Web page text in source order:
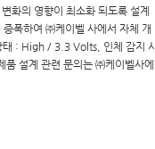
화의 영향이 최소화 되도록 설계
폭하여 ㈜케이벨 사에서 자체 개
태 : High / 3.3 Volts, 인체 감지 시
설계 관련 문의는 ㈜케이벨사에